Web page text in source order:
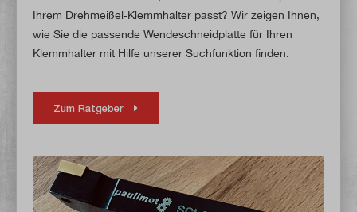
Ihrem Drehmeißel-Klemmhalter passt? Wir zeigen Ihnen,
wie Sie die passende Wendeschneidplatte für Ihren
Klemmhalter mit Hilfe unserer Suchfunktion finden.
Zum Ratgeber